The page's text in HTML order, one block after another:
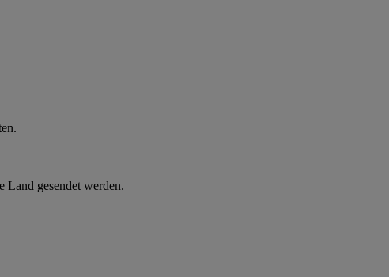
Land gesendet werden.